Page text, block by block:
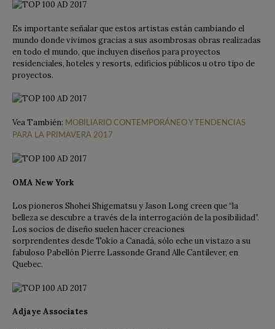
Es importante señalar que estos artistas están cambiando el
mundo donde vivimos gracias a sus asombrosas obras realizadas
en todo el mundo, que incluyen diseños para proyectos
residenciales, hoteles y resorts, edificios públicos u otro tipo de
proyectos.
Vea También: MOBILIARIO CONTEMPORÁNEO Y TENDENCIAS
PARA LA PRIMAVERA 2017
OMA New York
Los pioneros Shohei Shigematsu y Jason Long creen que “la
belleza se descubre a través de la interrogación de la posibilidad”.
Los socios de diseño suelen hacer creaciones
sorprendentes desde Tokio a Canadá, sólo eche un vistazo a su
fabuloso Pabellón Pierre Lassonde Grand Alle Cantilever, en
Quebec.
Adjaye Associates